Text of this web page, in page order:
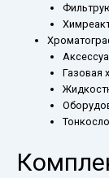
Газовая